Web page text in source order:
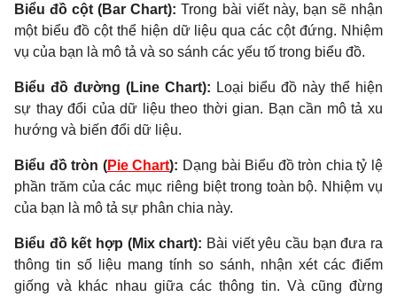
Biểu đồ cột (Bar Chart): Trong bài viết này, bạn sẽ nhận
một biểu đồ cột thể hiện dữ liệu qua các cột đứng. Nhiệm
vụ của bạn là mô tả và so sánh các yếu tố trong biểu đồ.
Biểu đồ đường (Line Chart): Loại biểu đồ này thể hiện
sự thay đổi của dữ liệu theo thời gian. Bạn cần mô tả xu
hướng và biến đổi dữ liệu.
Biểu đồ tròn (Pie Chart): Dạng bài Biểu đồ tròn chia tỷ lệ
phần trăm của các mục riêng biệt trong toàn bộ. Nhiệm vụ
của bạn là mô tả sự phân chia này.
Biểu đồ kết hợp (Mix chart): Bài viết yêu cầu bạn đưa ra
thông tin số liệu mang tính so sánh, nhận xét các điểm
giống và khác nhau giữa các thông tin. Và cũng đừng